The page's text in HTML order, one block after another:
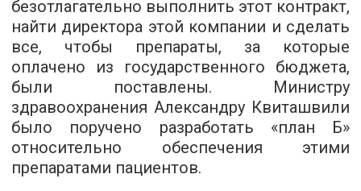
безотлагательно выполнить этот контракт,
найти директора этой компании и сделать
все, чтобы препараты, за которые
оплачено из государственного бюджета,
были поставлены. Министру
здравоохранения Александру Квиташвили
было поручено разработать «план Б»
относительно обеспечения этими
препаратами пациентов.